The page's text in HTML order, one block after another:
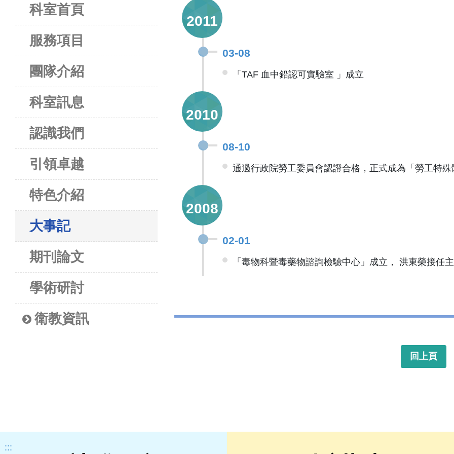
科室首頁
服務項目
團隊介紹
科室訊息
認識我們
引領卓越
特色介紹
大事記
期刊論文
學術研討
衛教資訊
2011
03-08
「TAF 血中鉛認可實驗室 」成立
2010
08-10
通過行政院勞工委員會認證合格，正式成為「勞工特
2008
02-01
「毒物科暨毒藥物諮詢檢驗中心」成立， 洪東榮接任
回上頁
:::